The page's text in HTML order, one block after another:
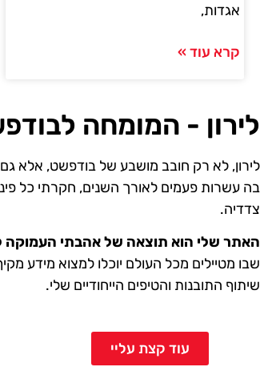
אגדות,
קרא עוד »
לירון - המומחה
לירון, לא רק חובב מושבע של בודפשט, אלא
בה עשרות פעמים לאורך השנים, חקרתי כל
צדדיה.
האתר שלי הוא תוצאה של אהבתי העמוקה
שבו מטיילים מכל העולם יוכלו למצוא מידע
שיתוף התובנות והטיפים הייחודיים שלי.
עוד קצת עליי